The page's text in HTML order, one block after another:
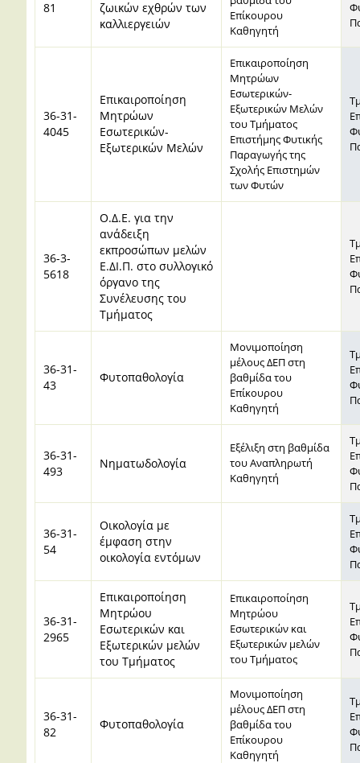
81
ζωικών εχθρών των
καλλιεργειών
Επίκουρου
Καθηγητή
36-31-
4045
Επικαιροποίηση
Μητρώων
Εσωτερικών-
Εξωτερικών Μελών
Επικαιροποίηση
Μητρώων
Εσωτερικών-
Εξωτερικών Μελών
του Τμήματος
Επιστήμης Φυτικής
Παραγωγής της
Σχολής Επιστημών
των Φυτών
36-3-
5618
Ο.Δ.Ε. για την
ανάδειξη
εκπροσώπων μελών
Ε.ΔΙ.Π. στο συλλογικό
όργανο της
Συνέλευσης του
Τμήματος
36-31-
43
Φυτοπαθολογία
Mονιμοποίηση
μέλους ΔΕΠ στη
βαθμίδα του
Επίκουρου
Καθηγητή
36-31-
493
Νηματωδολογία
Εξέλιξη στη βαθμίδα
του Αναπληρωτή
Καθηγητή
36-31-
54
Οικολογία με
έμφαση στην
οικολογία εντόμων
36-31-
2965
Επικαιροποίηση
Μητρώου
Εσωτερικών και
Εξωτερικών μελών
του Τμήματος
Επικαιροποίηση
Μητρώου
Εσωτερικών και
Εξωτερικών μελών
του Τμήματος
36-31-
82
Φυτοπαθολογία
Μονιμοποίηση
μέλους ΔΕΠ στη
βαθμίδα του
Επίκουρου
Καθηγητή